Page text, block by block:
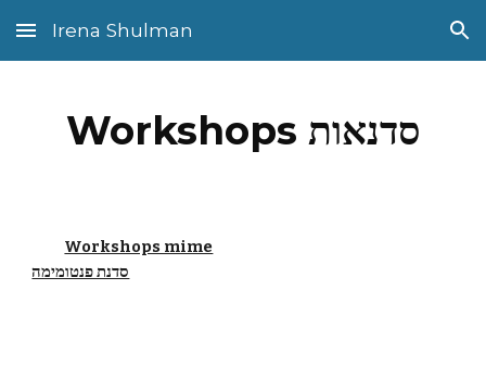
Skip to main content Skip to navigation
Irena Shulman
Workshops סדנאות
Workshops mime
סדנת פנטומימה